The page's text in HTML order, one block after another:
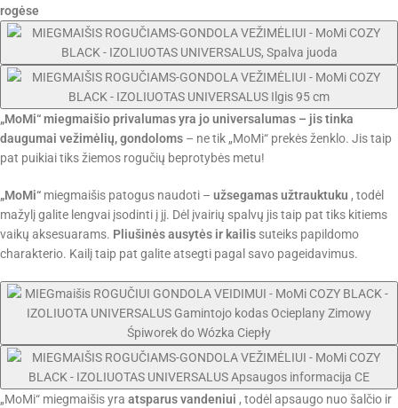
rogėse
„MoMi“ miegmaišio privalumas yra jo universalumas – jis tinka
daugumai vežimėlių, gondoloms – ne tik „MoMi“ prekės ženklo. Jis taip
pat puikiai tiks žiemos rogučių beprotybės metu!
„MoMi“ miegmaišis patogus naudoti – užsegamas užtrauktuku , todėl
mažylį galite lengvai įsodinti į jį. Dėl įvairių spalvų jis taip pat tiks kitiems
vaikų aksesuarams. Pliušinės ausytės ir kailis suteiks papildomo
charakterio. Kailį taip pat galite atsegti pagal savo pageidavimus.
„MoMi“ miegmaišis yra atsparus vandeniui , todėl apsaugo nuo šalčio ir